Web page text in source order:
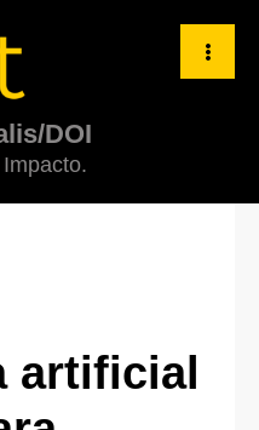
detecção de armas
DOI
artificial